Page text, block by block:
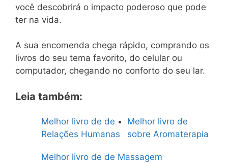
você descobrirá o impacto poderoso que pode
ter na vida.
A sua encomenda chega rápido, comprando os
livros do seu tema favorito, do celular ou
computador, chegando no conforto do seu lar.
Leia também:
Melhor livro de
sobre Aromaterapia
Melhor livro de de
Relações Humanas
Melhor livro de de Massagem